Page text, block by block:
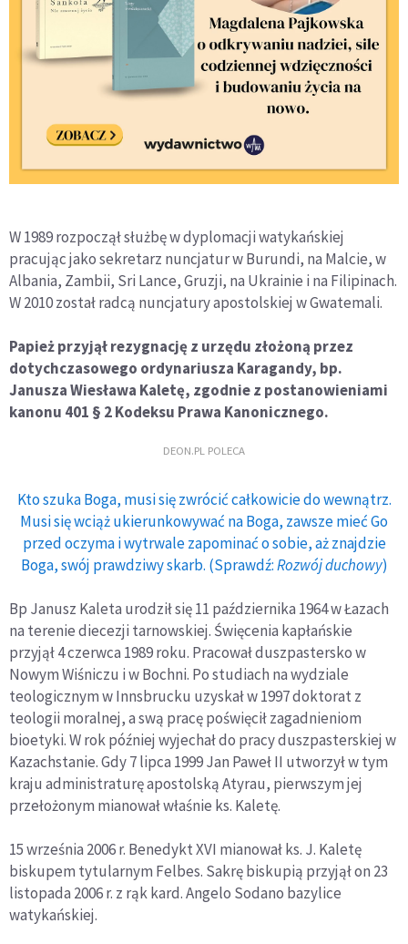
W 1989 rozpoczął służbę w dyplomacji watykańskiej
pracując jako sekretarz nuncjatur w Burundi, na Malcie, w
Albania, Zambii, Sri Lance, Gruzji, na Ukrainie i na Filipinach.
W 2010 został radcą nuncjatury apostolskiej w Gwatemali.
Papież przyjął rezygnację z urzędu złożoną przez
dotychczasowego ordynariusza Karagandy, bp.
Janusza Wiesława Kaletę, zgodnie z postanowieniami
kanonu 401 § 2 Kodeksu Prawa Kanonicznego.
DEON.PL POLECA
Kto szuka Boga, musi się zwrócić całkowicie do wewnątrz.
Musi się wciąż ukierunkowywać na Boga, zawsze mieć Go
przed oczyma i wytrwale zapominać o sobie, aż znajdzie
Boga, swój prawdziwy skarb. (Sprawdź:Rozwój duchowy)
Bp Janusz Kaleta urodził się 11 października 1964 w Łazach
na terenie diecezji tarnowskiej. Święcenia kapłańskie
przyjął 4 czerwca 1989 roku. Pracował duszpastersko w
Nowym Wiśniczu i w Bochni. Po studiach na wydziale
teologicznym w Innsbrucku uzyskał w 1997 doktorat z
teologii moralnej, a swą pracę poświęcił zagadnieniom
bioetyki. W rok później wyjechał do pracy duszpasterskiej w
Kazachstanie. Gdy 7 lipca 1999 Jan Paweł II utworzył w tym
kraju administraturę apostolską Atyrau, pierwszym jej
przełożonym mianował właśnie ks. Kaletę.
15 września 2006 r. Benedykt XVI mianował ks. J. Kaletę
biskupem tytularnym Felbes. Sakrę biskupią przyjął on 23
listopada 2006 r. z rąk kard. Angelo Sodano bazylice
watykańskiej.